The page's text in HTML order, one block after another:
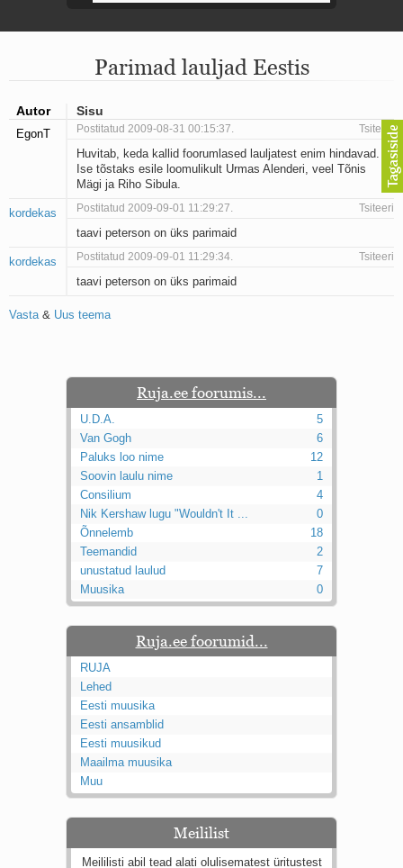
Ahtumine
Mu isamaa on minu arm
Ma mustas öös näen...
Aeg
Oota mind
Ih-ih-hii ja ah-ah-haa
Päikeselapsed
Laul võimalusest
Luigelaul
Nii vaikseks kõik on jäänud
Ei mullast
Avanemine
Laul teost
Perekondlik
Kassimäng
Läänemere lained
Üle müüri
Valgusemaastikud
Kaks pihtimust
Ahtumine
Braueri lint
Parimad lauljad Eestis
Autor Sisu
EgonT Postitatud 2009-08-31 00:15:37. Tsiteeri
Huvitab, keda kallid foorumlased lauljatest enim hindavad.
Ise tõstaks esile loomulikult Urmas Alenderi, veel Tõnis
Mägi ja Riho Sibula.
kordekas Postitatud 2009-09-01 11:29:27. Tsiteeri
taavi peterson on üks parimaid
kordekas Postitatud 2009-09-01 11:29:34. Tsiteeri
taavi peterson on üks parimaid
Vasta& Uus teema
Ruja.ee foorumis...
U.D.A.
5
Van Gogh
6
Paluks loo nime
12
Soovin laulu nime
1
Consilium
4
Nik Kershaw lugu "Wouldn't It ...
0
Õnnelemb
18
Teemandid
2
unustatud laulud
7
Muusika
0
Ruja.ee foorumid...
RUJA
Lehed
Eesti muusika
Eesti ansamblid
Eesti muusikud
Maailma muusika
Muu
Meililist
Meililisti abil tead alati olulisematest üritustest